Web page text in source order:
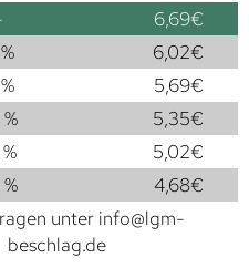
6,69€
6,02€
5,69€
5,35€
5,02€
4,68€
unter info@lgm-
beschlag.de